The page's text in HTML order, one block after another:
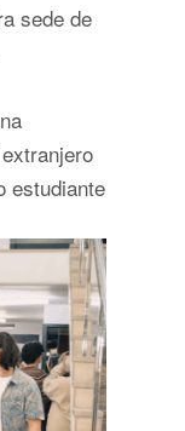
sede de
estudiante